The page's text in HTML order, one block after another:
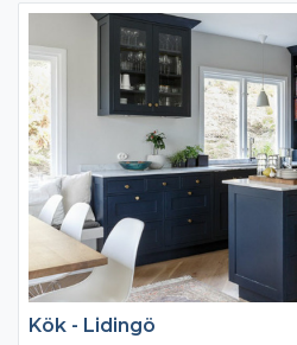
hisschaktet bidrar till den unika
Kök - Lidingö